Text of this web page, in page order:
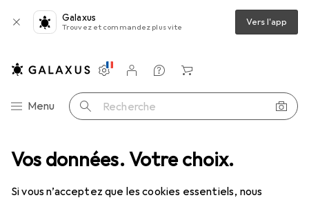
Vos données. Votre choix.
Si vous n’acceptez que les cookies essentiels, nous
Galaxus
Trouvez et commandez plus vite Vers l'app
Navigation par catégorie
Menu Recherche
Paramètres
Compte client
Listes de comparaison
Listes d'envies
Panier
Tout l'assortiment Sports Course à pied
Course à pied